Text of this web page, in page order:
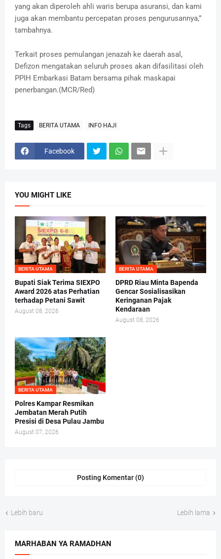
yang akan diperoleh ahli waris berupa asuransi, dan kami
juga akan membantu percepatan proses pengurusannya,”
tambahnya.
Terkait proses pemulangan jenazah ke daerah asal,
Defizon mengatakan seluruh proses akan difasilitasi oleh
PPIH Embarkasi Batam bersama pihak maskapai
penerbangan.(MCR/Red)
Tags BERITA UTAMA INFO HAJI
Facebook
YOU MIGHT LIKE
BERITA UTAMA
Bupati Siak Terima SIEXPO
Award 2026 atas Perhatian
terhadap Petani Sawit
August 08, 2026
BERITA UTAMA
DPRD Riau Minta Bapenda
Gencar Sosialisasikan
Keringanan Pajak
Kendaraan
August 08, 2026
BERITA UTAMA
Polres Kampar Resmikan
Jembatan Merah Putih
Presisi di Desa Pulau Jambu
August 07, 2026
Posting Komentar (0)
Lebih baru Lebih lama
MARHABAN YA RAMADHAN